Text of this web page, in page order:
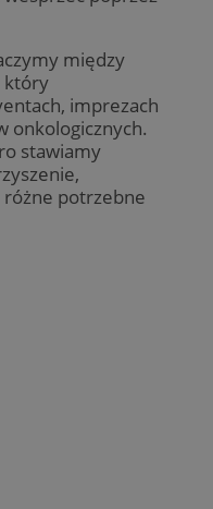
między
który
imprezach
onkologicznych.
stawiamy
potrzebne